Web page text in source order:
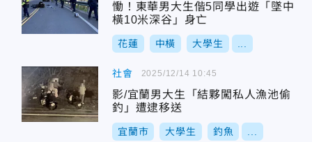
慟！東華男大生偕5同學出遊「墜中
橫10米深谷」身亡
花蓮 中橫 大學生
社會
影/宜蘭男大生「結夥闖私人漁池偷
釣」遭逮移送
宜蘭市 大學生 釣魚
2025/12/14 10:45